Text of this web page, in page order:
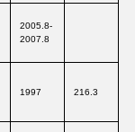
2005.8-
2007.8
1997 216.3